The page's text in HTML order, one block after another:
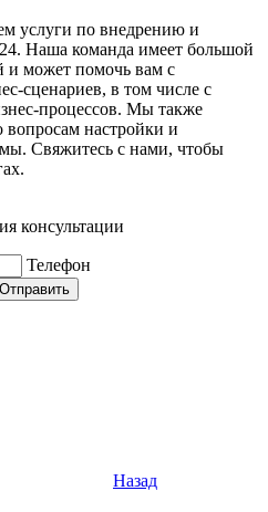
услуги по внедрению и
Наша команда имеет большой
и может помочь вам с
сценариев, в том числе с
процессов. Мы также
вопросам настройки и
Свяжитесь с нами, чтобы
консультации
Телефон
Отправить
Назад